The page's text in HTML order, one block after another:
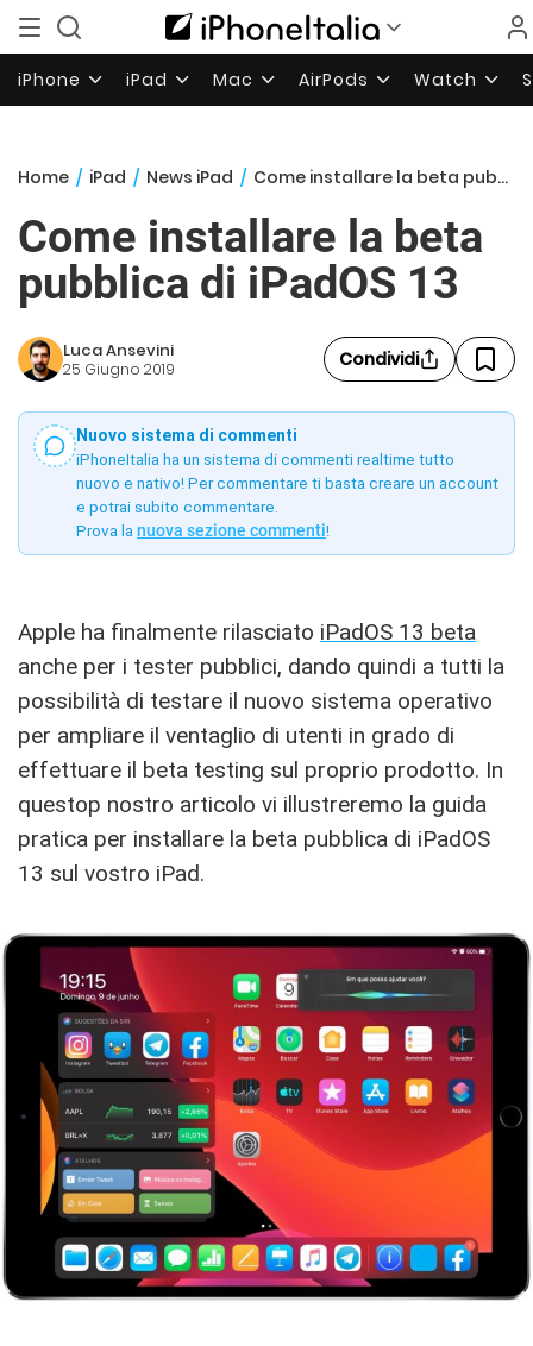
iPhone iPad Mac AirPods Watch
Home / iPad / News iPad / Come installare la beta pubblica di iPadOS 13
Come installare la beta
pubblica di iPadOS 13
Luca Ansevini
25 Giugno 2019 Condividi
Nuovo sistema di commenti
iPhoneItalia ha un sistema di commenti realtime tutto
nuovo e nativo! Per commentare ti basta creare un account
e potrai subito commentare.
Prova la nuova sezione commenti!
Apple ha finalmente rilasciato iPadOS 13 beta
anche per i tester pubblici, dando quindi a tutti la
possibilità di testare il nuovo sistema operativo
per ampliare il ventaglio di utenti in grado di
effettuare il beta testing sul proprio prodotto. In
questop nostro articolo vi illustreremo la guida
pratica per installare la beta pubblica di iPadOS
13 sul vostro iPad.